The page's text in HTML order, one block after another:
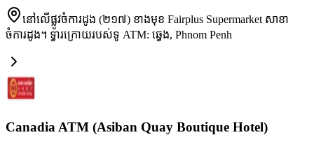
នៅលើផ្លូវចំការដូង (២១៧) ខាងមុខ Fairplus Supermarket សាខា
ចំការដូង។ ទ្វារក្រោយរបស់​ទូ ATM: ឆ្វេង, Phnom Penh
Canadia ATM (Asiban Quay Boutique Hotel)